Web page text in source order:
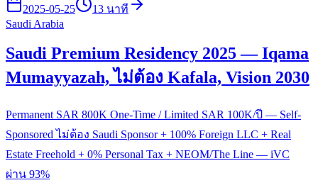
2025-05-25
13 นาที
Saudi Arabia
Saudi Premium Residency 2025 — Iqama
Mumayyazah, ไม่ต้อง Kafala, Vision 2030
Permanent SAR 800K One-Time / Limited SAR 100K/ปี — Self-
Sponsored ไม่ต้อง Saudi Sponsor + 100% Foreign LLC + Real
Estate Freehold + 0% Personal Tax + NEOM/The Line — iVC
ผ่าน 93%